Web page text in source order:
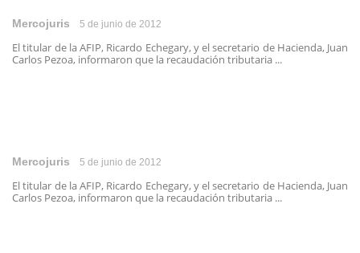
Mercojuris 5 de junio de 2012
El titular de la AFIP, Ricardo Echegary, y el secretario de Hacienda, Juan
Carlos Pezoa, informaron que la recaudación tributaria ...
Mercojuris 5 de junio de 2012
El titular de la AFIP, Ricardo Echegary, y el secretario de Hacienda, Juan
Carlos Pezoa, informaron que la recaudación tributaria ...